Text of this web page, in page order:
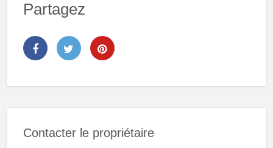
Partagez
Contacter le propriétaire